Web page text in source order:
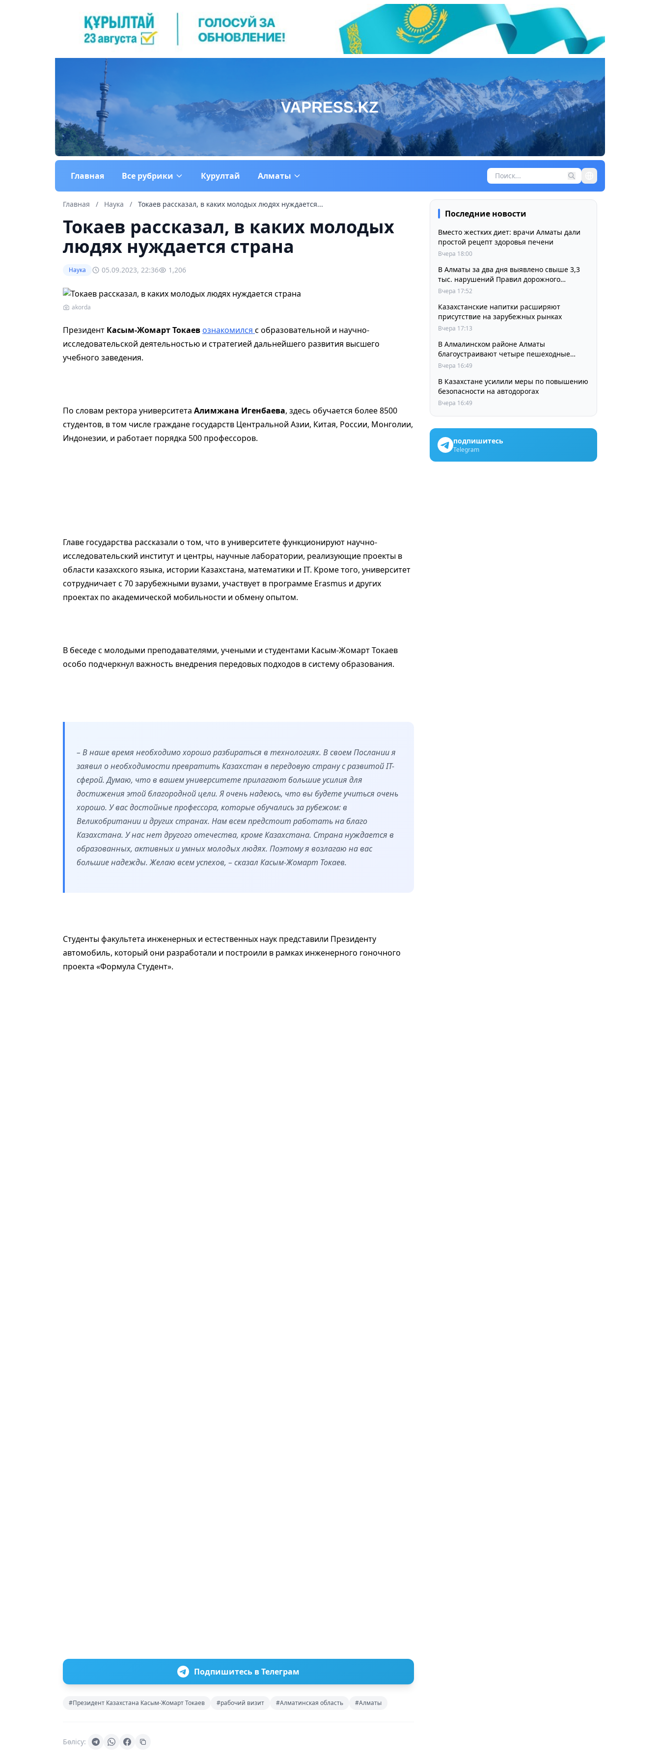
Главная Все рубрики Курултай Алматы
Главная / Наука / Токаев рассказал, в каких молодых людях нуждается...
Токаев рассказал, в каких молодых
людях нуждается страна
Наука 05.09.2023, 22:36 1,206
akorda
Президент Касым-Жомарт Токаев ознакомился с образовательной и научно-
исследовательской деятельностью и стратегией дальнейшего развития высшего
учебного заведения.
По словам ректора университета Алимжана Игенбаева, здесь обучается более 8500
студентов, в том числе граждане государств Центральной Азии, Китая, России, Монголии,
Индонезии, и работает порядка 500 профессоров.
Главе государства рассказали о том, что в университете функционируют научно-
исследовательский институт и центры, научные лаборатории, реализующие проекты в
области казахского языка, истории Казахстана, математики и IT. Кроме того, университет
сотрудничает с 70 зарубежными вузами, участвует в программе Erasmus и других
проектах по академической мобильности и обмену опытом.
В беседе с молодыми преподавателями, учеными и студентами Касым-Жомарт Токаев
особо подчеркнул важность внедрения передовых подходов в систему образования.
– В наше время необходимо хорошо разбираться в технологиях. В своем Послании я
заявил о необходимости превратить Казахстан в передовую страну с развитой IT-
сферой. Думаю, что в вашем университете прилагают большие усилия для
достижения этой благородной цели. Я очень надеюсь, что вы будете учиться очень
хорошо. У вас достойные профессора, которые обучались за рубежом: в
Великобритании и других странах. Нам всем предстоит работать на благо
Казахстана. У нас нет другого отечества, кроме Казахстана. Страна нуждается в
образованных, активных и умных молодых людях. Поэтому я возлагаю на вас
большие надежды. Желаю всем успехов, – сказал Касым-Жомарт Токаев.
Студенты факультета инженерных и естественных наук представили Президенту
автомобиль, который они разработали и построили в рамках инженерного гоночного
проекта «Формула Студент».
Подпишитесь в Телеграм
#Президент Казахстана Касым-Жомарт Токаев #рабочий визит #Алматинская область #Алматы
Бөлісу:
Последние новости
Вместо жестких диет: врачи Алматы дали
Вчера 18:00
В Алматы за два дня выявлено свыше 3,3
тыс. нарушений Правил дорожного
движения
Вчера 17:52
Казахстанские напитки расширяют
присутствие на зарубежных рынках
Вчера 17:13
В Алмалинском районе Алматы
благоустраивают четыре пешеходные
зоны и сквер перед ТЮЗом
Вчера 16:49
В Казахстане усилили меры по повышению
безопасности на автодорогах
Вчера 16:49
подпишитесь
Telegram